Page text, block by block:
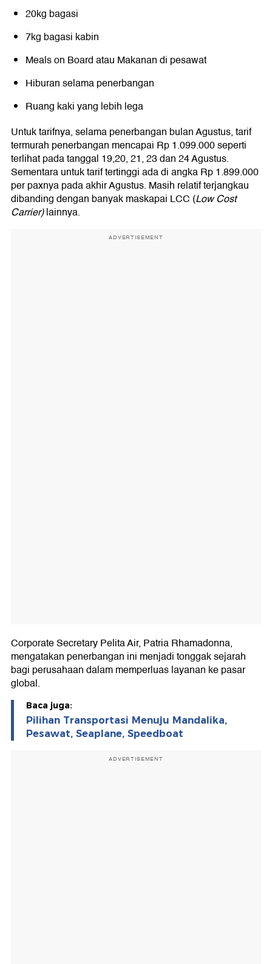
⁣20kg bagasi⁣
7kg bagasi kabin⁣
Meals on Board atau Makanan di pesawat⁣
Hiburan selama penerbangan⁣
Ruang kaki yang lebih lega⁣
Untuk tarifnya, selama penerbangan bulan Agustus, tarif
termurah penerbangan mencapai Rp 1.099.000 seperti
terlihat pada tanggal 19,20, 21, 23 dan 24 Agustus.
Sementara untuk tarif tertinggi ada di angka Rp 1.899.000
per paxnya pada akhir Agustus. Masih relatif terjangkau
dibanding dengan banyak maskapai LCC (Low Cost
Carrier)lainnya.
ADVERTISEMENT
Corporate Secretary Pelita Air, Patria Rhamadonna,
mengatakan penerbangan ini menjadi tonggak sejarah
bagi perusahaan dalam memperluas layanan ke pasar
global.
Baca juga:
Pilihan Transportasi Menuju Mandalika,
Pesawat, Seaplane, Speedboat
ADVERTISEMENT